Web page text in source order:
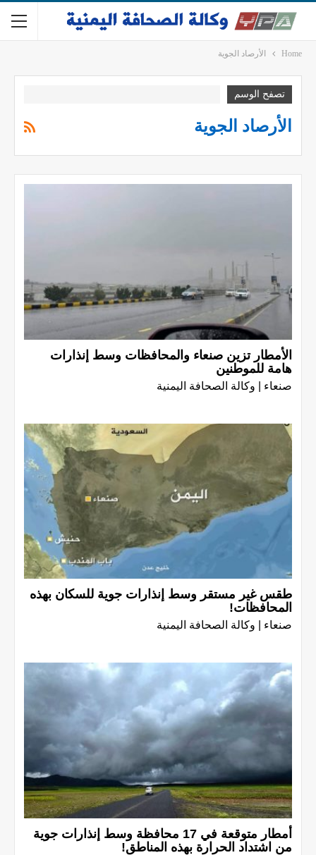
Home الأرصاد الجوية
تصفح الوسم
الأرصاد الجوية
الأمطار تزين صنعاء والمحافظات وسط إنذارات
هامة للموطنين
صنعاء | وكالة الصحافة اليمنية
طقس غير مستقر وسط إنذارات جوية للسكان بهذه
المحافظات!
صنعاء | وكالة الصحافة اليمنية
أمطار متوقعة في 17 محافظة وسط إنذارات جوية
من اشتداد الحرارة بهذه المناطق!